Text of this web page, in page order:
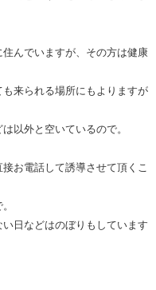
んでいますが、その方は健康
来られる場所にもよりますが
以外と空いているので。
お電話して誘導させて頂くこ
日などはのぼりもしています